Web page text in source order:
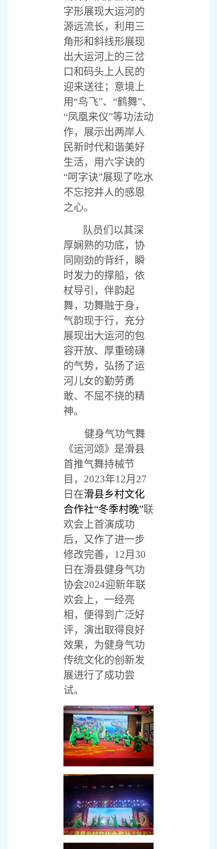
字形展现大运河的
源远流长，利用三
角形和斜线形展现
出大运河上的三岔
口和码头上人民的
迎来送往；意境上
用“鸟飞”、“鹤舞”、
“凤凰来仪”等功法动
作，展示出两岸人
民新时代和谐美好
生活，用六字诀的
“呵字诀”展现了吃水
不忘挖井人的感恩
之心。
队员们以其深
厚娴熟的功底，协
同刚劲的背纤，瞬
时发力的撑船，依
杖导引，伴韵起
舞，功舞融于身，
气韵现于行，充分
展现出大运河的包
容开放、厚重磅礴
的气势，弘扬了运
河儿女的勤劳勇
敢、不屈不挠的精
神。
健身气功气舞
《运河颂》是滑县
首推气舞持械节
目，2023年12月27
日在滑县乡村文化
合作社“冬季村晚”联
欢会上首演成功
后，又作了进一步
修改完善，12月30
日在滑县健身气功
协会2024迎新年联
欢会上，一经亮
相，便得到广泛好
评，演出取得良好
效果，为健身气功
传统文化的创新发
展进行了成功尝
试。